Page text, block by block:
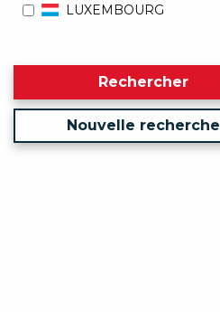
LUXEMBOURG
Rechercher
Nouvelle recherche